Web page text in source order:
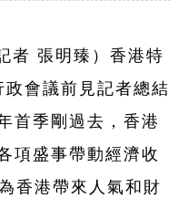
者 張明臻）香港特
政會議前見記者總結
首季剛過去，香港
項盛事帶動經濟收
香港帶來人氣和財